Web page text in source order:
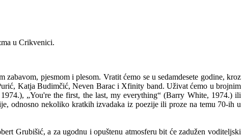
u Crikvenici.
pjesmom i plesom. Vratit ćemo se u sedamdesete godine, kroz
Katja Budimčić, Neven Barac i Xfinity band. Uživat ćemo u brojnim
„You're the first, the last, my everything“ (Barry White, 1974.) ili
odnosno nekoliko kratkih izvadaka iz poezije ili proze na temu 70-ih u
Grubišić, a za ugodnu i opuštenu atmosferu bit će zadužen voditeljski